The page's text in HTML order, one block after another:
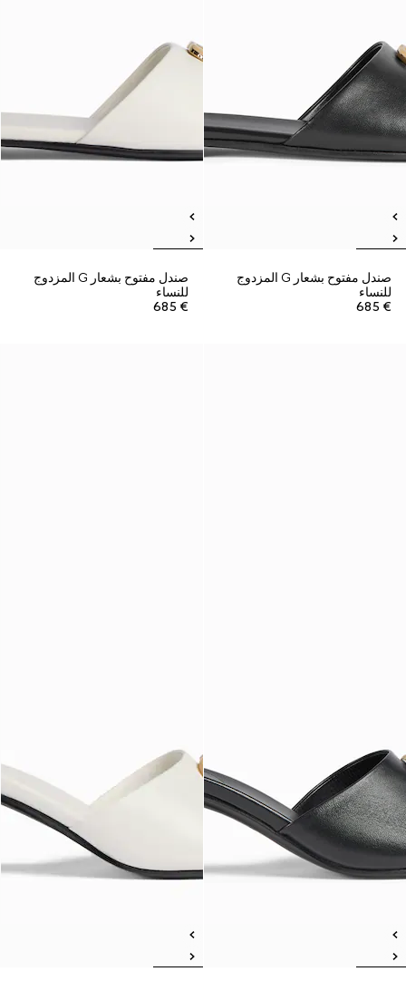
صندل مفتوح بشعار G المزدوج
للنساء
€ 685
صندل مفتوح بشعار G المزدوج
للنساء
€ 685